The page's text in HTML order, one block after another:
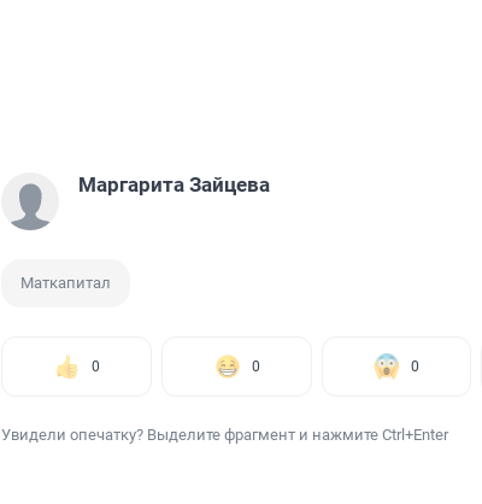
Маргарита Зайцева
Маткапитал
0 0 0
Увидели опечатку? Выделите фрагмент и нажмите Ctrl+Enter